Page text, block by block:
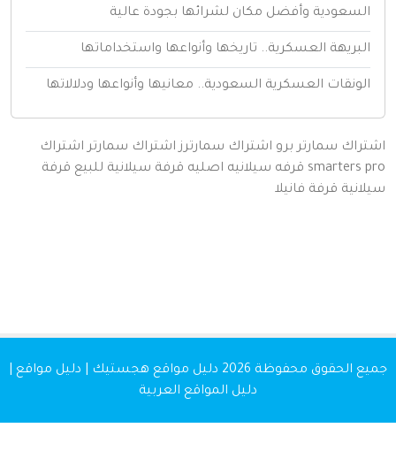
وأفضل مكان لشرائها بجودة عالية
العسكرية.. تاريخها وأنواعها واستخداماتها
العسكرية السعودية.. معانيها وأنواعها ودلالاتها
سمارتر برو اشتراك سمارترز اشتراك سمارتر اشتراك
smarters قرفه سيلانيه اصليه قرفة سيلانية للبيعقرفة
قرفة فانيلا
الحقوق محفوظة 2026
دليل مواقع هجستيك | دليل مواقع |
دليل المواقع العربية